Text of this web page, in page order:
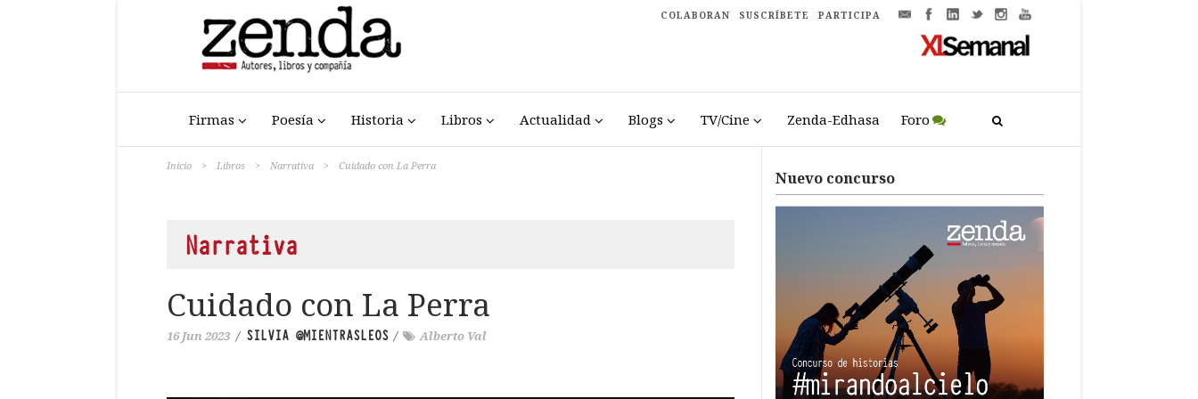
COLABORAN SUSCRÍBETE PARTICIPA
Firmas Poesía Historia Libros Actualidad Blogs TV/Cine Zenda-Edhasa Foro
Inicio > Libros > Narrativa > Cuidado con La Perra
Narrativa
Cuidado con La Perra
16 Jun 2023 / SILVIA @MIENTRASLEOS / Alberto Val
Nuevo concurso